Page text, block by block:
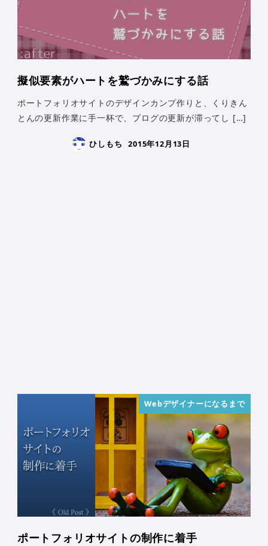
擬似要素がハートを鷲づかみにする話
ポートフォリオサイトのデザインカンプ作りと、くりきん
とんの更新作業に手一杯で、ブログの更新が滞ってし […]
ひしもち 2015年12月13日
Webデザイナーになるまで
ポートフォリオサイトの制作に着手